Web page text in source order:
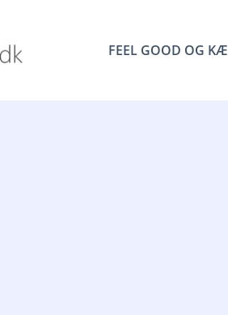
FEEL GOOD OG